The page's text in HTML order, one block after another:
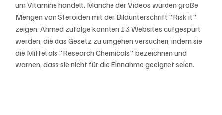
um Vitamine handelt. Manche der Videos würden große
Mengen von Steroiden mit der Bildunterschrift "Risk it"
zeigen. Ahmed zufolge konnten 13 Websites aufgespürt
werden, die das Gesetz zu umgehen versuchen, indem sie
die Mittel als "Research Chemicals" bezeichnen und
warnen, dass sie nicht für die Einnahme geeignet seien.